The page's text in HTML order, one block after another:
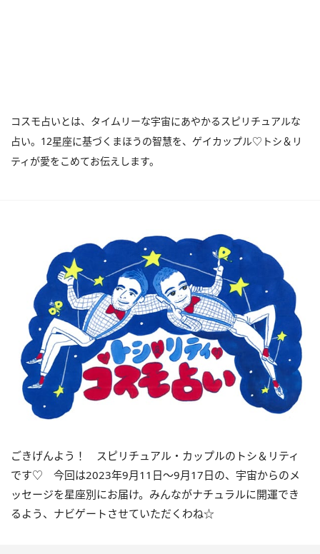
コスモ占いとは、タイムリーな宇宙にあやかるスピリチュアルな
占い。12星座に基づくまほうの智慧を、ゲイカップル♡トシ＆リ
ティが愛をこめてお伝えします。
ごきげんよう！ スピリチュアル・カップルのトシ＆リティ
です♡ 今回は2023年9月11 日〜9月17日の、宇宙からのメ
ッセージを星座別にお届け。みんながナチュラルに開運でき
るよう、ナビゲートさせていただくわね☆